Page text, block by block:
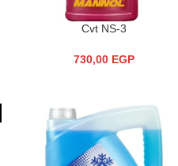
إضافة إلى السلةCvt NS-3
730,00 EGP